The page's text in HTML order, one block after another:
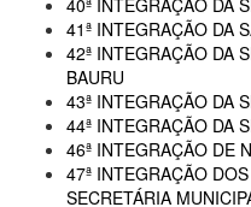
40ª INTEGRAÇÃO DA
41ª INTEGRAÇÃO DA
42ª INTEGRAÇÃO DA
BAURU
43ª INTEGRAÇÃO DA
44ª INTEGRAÇÃO DA
46ª INTEGRAÇÃO DE
47ª INTEGRAÇÃO
SECRETÁRIA